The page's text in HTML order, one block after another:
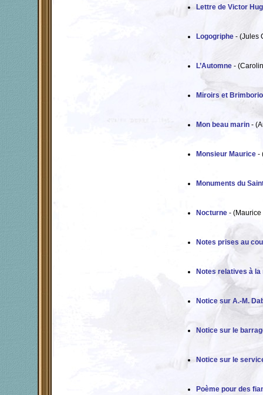
Lettre de Victor
Logogriphe - (Jules
L’Automne -
Miroirs et
Mon beau marin -
Monsieur Maurice -
Monuments du
Nocturne -
Notes prises au
Notes relatives à
Notice sur A.-M.
Notice sur le
Notice sur le
Poème pour des